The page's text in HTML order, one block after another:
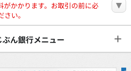
がかかります。お取引の前に必
い。
ん銀行メニュー